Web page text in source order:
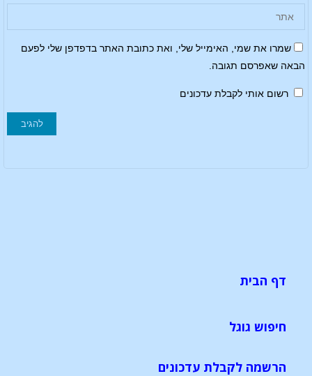
שמרו את שמי, האימייל שלי, ואת כתובת האתר בדפדפן שלי לפעם
הבאה שאפרסם תגובה.
רשום אותי לקבלת עדכונים
דף הבית
חיפוש גוגל
הרשמה לקבלת עדכונים